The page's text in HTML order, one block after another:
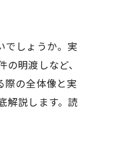
でしょうか。実
明渡しなど、
際の全体像と実
解説します。読